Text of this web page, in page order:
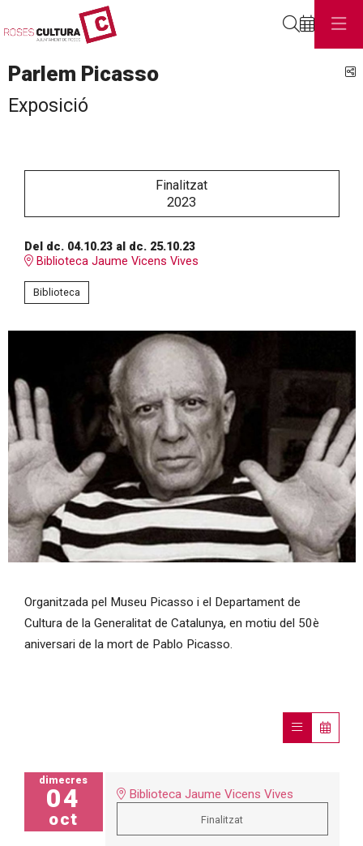
Parlem Picasso
Exposició
Finalitzat
2023
Del dc. 04.10.23al dc. 25.10.23
Biblioteca Jaume Vicens Vives
Biblioteca
Organitzada pel Museu Picasso i el Departament de
Cultura de la Generalitat de Catalunya, en motiu del 50è
aniversari de la mort de Pablo Picasso.
dimecres
04
oct
Biblioteca Jaume Vicens Vives
Finalitzat